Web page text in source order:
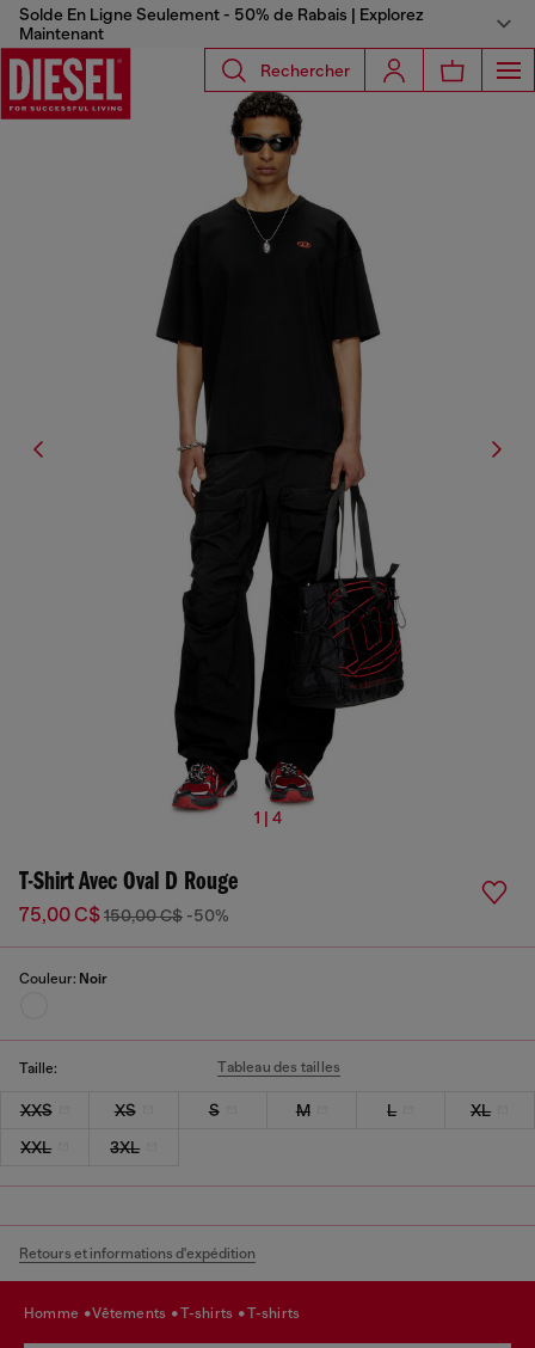
Solde En Ligne Seulement - 50% de Rabais | Explorez
Maintenant
Rechercher
1 | 4
T-Shirt Avec Oval D Rouge
75,00 C$150,00 C$ -50%
Couleur: Noir
Taille: Tableau des tailles
XXS XS S M L
XL
XXL
3XL
Retours et informations d'expédition
homme vêtements t-shirts t-shirts